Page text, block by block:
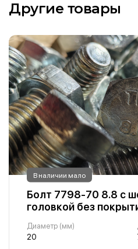
Другие товары
В наличии мало
Болт 7798-70 8.8 с
головкой без
Диаметр (мм)
20